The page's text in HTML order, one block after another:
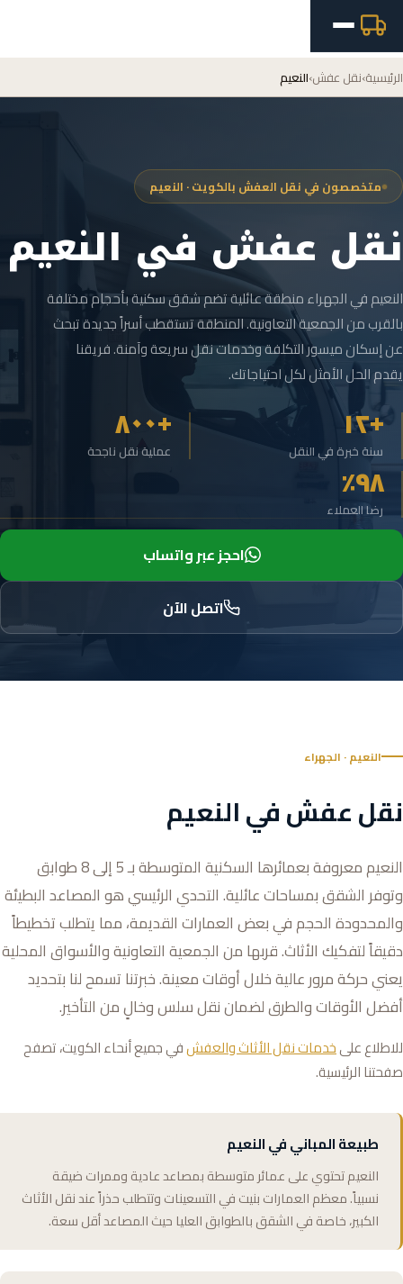
الرئيسية›نقل عفش›النعيم
متخصصون في نقل العفش بالكويت · النعيم
نقل عفش في النعيم
النعيم في الجهراء منطقة عائلية تضم شقق سكنية بأحجام مختلفة
بالقرب من الجمعية التعاونية. المنطقة تستقطب أسراً جديدة تبحث
عن إسكان ميسور التكلفة وخدمات نقل سريعة وآمنة. فريقنا
يقدم الحل الأمثل لكل احتياجاتك.
+١٢
سنة خبرة في النقل
+٨٠٠
عملية نقل ناجحة
٩٨٪
رضا العملاء
احجز عبر واتساب
اتصل الآن
النعيم · الجهراء
نقل عفش في النعيم
النعيم معروفة بعمائرها السكنية المتوسطة بـ 5 إلى 8 طوابق
وتوفر الشقق بمساحات عائلية. التحدي الرئيسي هو المصاعد البطيئة
والمحدودة الحجم في بعض العمارات القديمة، مما يتطلب تخطيطاً
دقيقاً لتفكيك الأثاث. قربها من الجمعية التعاونية والأسواق المحلية
يعني حركة مرور عالية خلال أوقات معينة. خبرتنا تسمح لنا بتحديد
أفضل الأوقات والطرق لضمان نقل سلس وخالٍ من التأخير.
للاطلاع علىخدمات نقل الأثاث والعفشفي جميع أنحاء الكويت، تصفح
صفحتنا الرئيسية.
طبيعة المباني في النعيم
النعيم تحتوي على عمائر متوسطة بمصاعد عادية وممرات ضيقة
نسبياً. معظم العمارات بنيت في التسعينات وتتطلب حذراً عند نقل الأثاث
الكبير، خاصة في الشقق بالطوابق العليا حيث المصاعد أقل سعة.